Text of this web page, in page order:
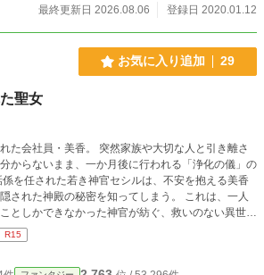
最終更新日 2026.08.06
登録日 2020.01.12
お気に入り追加 29
聖女
突然家族や大切な人と引き離さ
からないまま、一か月後に行われる「浄化の儀」の
神殿の秘密を知ってしまう。 これは、一人
としかできなかった神官が紡ぐ、救いのない異世界
作はバッドエンドです。
R15